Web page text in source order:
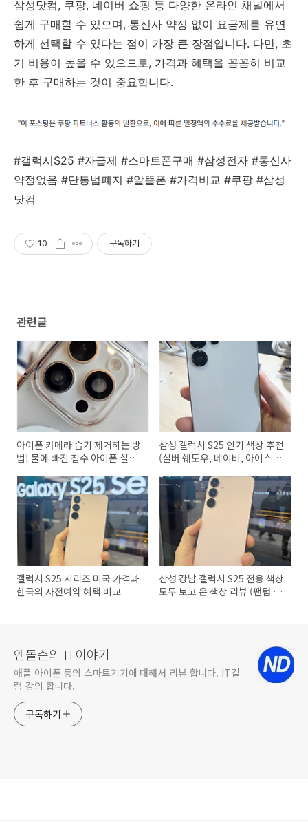
삼성닷컴, 쿠팡, 네이버 쇼핑 등 다양한 온라인 채널에서
쉽게 구매할 수 있으며, 통신사 약정 없이 요금제를 유연
하게 선택할 수 있다는 점이 가장 큰 장점입니다. 다만, 초
기 비용이 높을 수 있으므로, 가격과 혜택을 꼼꼼히 비교
한 후 구매하는 것이 중요합니다.
#갤럭시S25 #자급제 #스마트폰구매 #삼성전자 #통신사
약정없음 #단통법폐지 #알뜰폰 #가격비교 #쿠팡 #삼성
닷컴
10 구독하기
관련글
아이폰 카메라 습기 제거하는 방
법! 물에 빠진 침수 아이폰 실리
삼성 갤럭시 S25 인기 색상 추천
(실버 쉐도우, 네이비, 아이스블
갤럭시 S25 시리즈 미국 가격과
한국의 사전예약 혜택 비교
삼성 강남 갤럭시 S25 전용 색상
모두 보고 온 색상 리뷰 (팬텀 블
엔돌슨의 IT이야기
애플 아이폰 등의 스마트기기에 대해서 리뷰 합니다. IT컬
럼 강의 합니다.
구독하기